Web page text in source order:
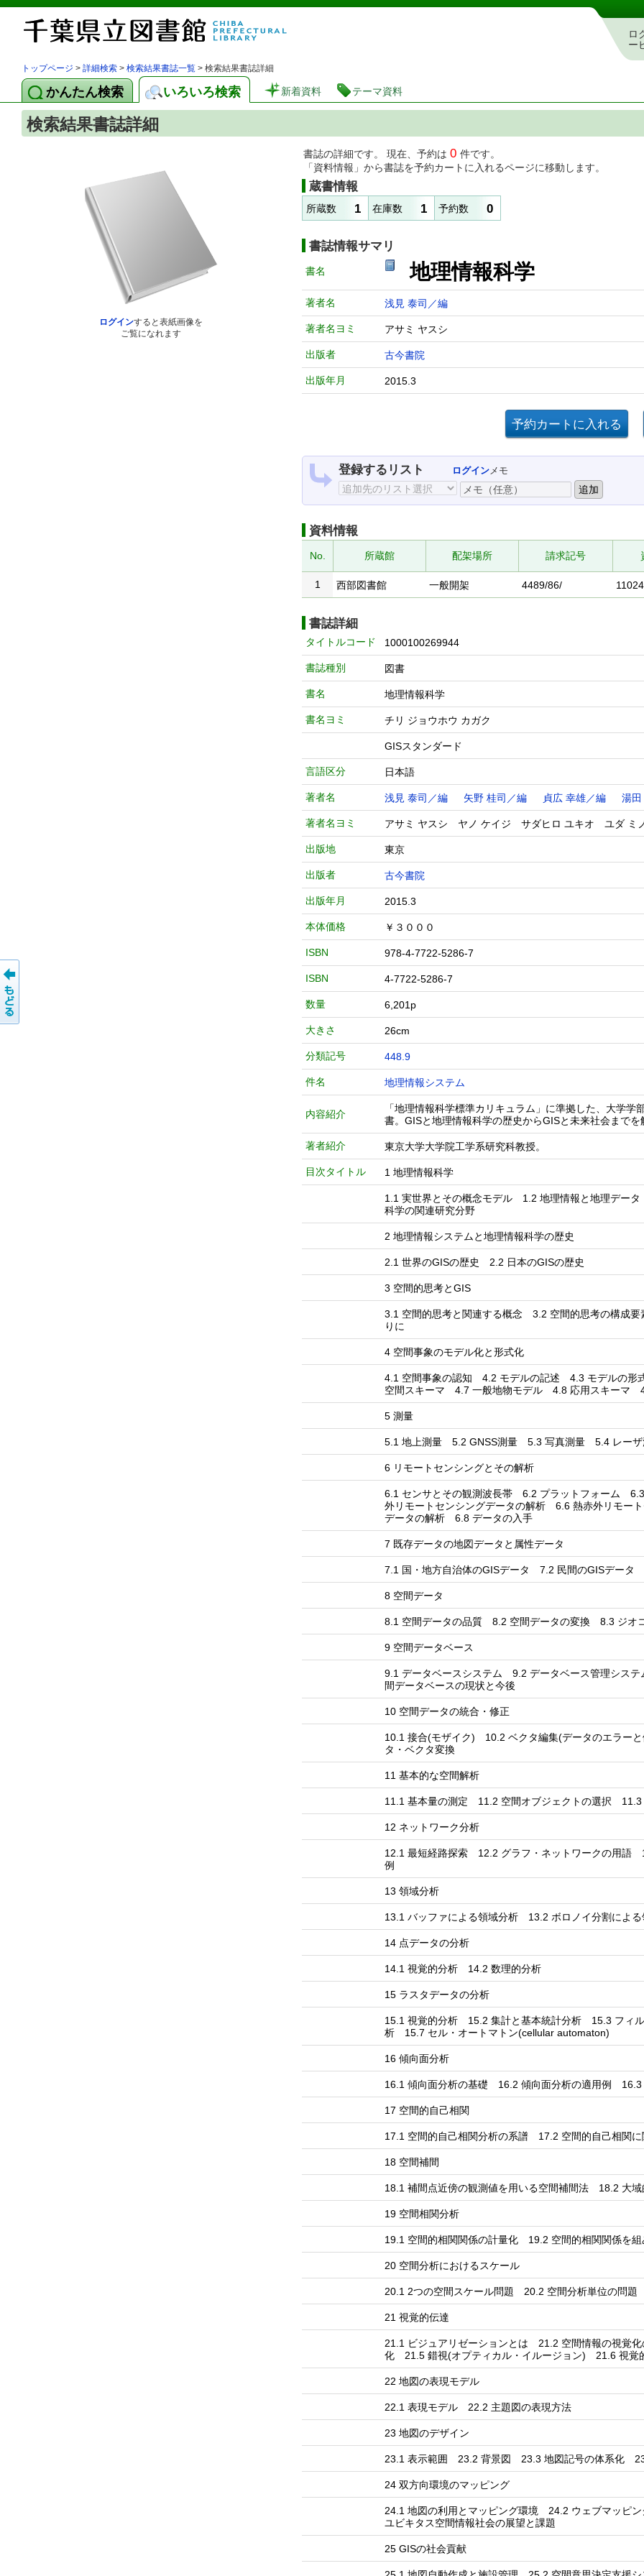
図書館 蔵書検索・予約システム
ロ
ー
トップページ > 詳細検索 > 検索結果書誌一覧 > 検索結果書誌詳細
かんたん検索 いろいろ検索 新着資料 テーマ資料
検索結果書誌詳細
ログインすると表紙画像を
ご覧になれます
書誌の詳細です。 現在、予約は 0 件です。
「資料情報」から書誌を予約カートに入れるページに移動します。
蔵書情報
所蔵数 1 在庫数 1 予約数 0
書誌情報サマリ
書名 地理情報科学
著者名 浅見 泰司／編
著者名ヨミ アサミ ヤスシ
出版者 古今書院
出版年月 2015.3
登録するリスト ログインメモ
資料情報
No. 所蔵館 配架場所 請求記号
1
西部図書館 一般開架 4489/86/
書誌詳細
タイトルコード 1000100269944
書誌種別 図書
書名 地理情報科学
書名ヨミ チリ ジョウホウ カガク
GISスタンダード
言語区分 日本語
著者名 浅見 泰司／編 矢野 桂司／編 貞広 幸雄／編 湯田
著者名ヨミ アサミ ヤスシ ヤノ ケイジ サダヒロ ユキオ ユダ ミ
出版地 東京
出版者 古今書院
出版年月 2015.3
本体価格 ￥３０００
ISBN 978-4-7722-5286-7
ISBN 4-7722-5286-7
数量 6,201p
大きさ 26cm
分類記号 448.9
件名 地理情報システム
内容紹介
「地理情報科学標準カリキュラム」に準拠した、大学
書。GISと地理情報科学の歴史からGISと未来社会までを
著者紹介 東京大学大学院工学系研究科教授。
目次タイトル 1 地理情報科学
1.1 実世界とその概念モデル 1.2 地理情報と地理デ
科学の関連研究分野
2 地理情報システムと地理情報科学の歴史
2.1 世界のGISの歴史 2.2 日本のGISの歴史
3 空間的思考とGIS
3.1 空間的思考と関連する概念 3.2 空間的思考の構成
りに
4 空間事象のモデル化と形式化
4.1 空間事象の認知 4.2 モデルの記述 4.3 モデルの
空間スキーマ 4.7 一般地物モデル 4.8 応用スキーマ
5 測量
5.1 地上測量 5.2 GNSS測量 5.3 写真測量 5.4 レーザ
6 リモートセンシングとその解析
6.1 センサとその観測波長帯 6.2 プラットフォーム
外リモートセンシングデータの解析 6.6 熱赤外リモー
データの解析 6.8 データの入手
7 既存データの地図データと属性データ
7.1 国・地方自治体のGISデータ 7.2 民間のGISデー
8 空間データ
8.1 空間データの品質 8.2 空間データの変換 8.3 ジオ
9 空間データベース
9.1 データベースシステム 9.2 データベース管理シ
間データベースの現状と今後
10 空間データの統合・修正
10.1 接合(モザイク) 10.2 ベクタ編集(データのエラー
タ・ベクタ変換
11 基本的な空間解析
11.1 基本量の測定 11.2 空間オブジェクトの選択
12 ネットワーク分析
12.1 最短経路探索 12.2 グラフ・ネットワークの用
例
13 領域分析
13.1 バッファによる領域分析 13.2 ボロノイ分割による
14 点データの分析
14.1 視覚的分析 14.2 数理的分析
15 ラスタデータの分析
15.1 視覚的分析 15.2 集計と基本統計分析 15.3 フ
析 15.7 セル・オートマトン(cellular automaton)
16 傾向面分析
16.1 傾向面分析の基礎 16.2 傾向面分析の適用例
17 空間的自己相関
17.1 空間的自己相関分析の系譜 17.2 空間的自己相関に
18 空間補間
18.1 補間点近傍の観測値を用いる空間補間法 18.2 大
19 空間相関分析
19.1 空間的相関関係の計量化 19.2 空間的相関関係を組
20 空間分析におけるスケール
20.1 2つの空間スケール問題 20.2 空間分析単位の問
21 視覚的伝達
21.1 ビジュアリゼーションとは 21.2 空間情報の視覚
化 21.5 錯視(オプティカル・イルージョン) 21.6 視覚
22 地図の表現モデル
22.1 表現モデル 22.2 主題図の表現方法
23 地図のデザイン
23.1 表示範囲 23.2 背景図 23.3 地図記号の体系化
24 双方向環境のマッピング
24.1 地図の利用とマッピング環境 24.2 ウェブマッ
ユビキタス空間情報社会の展望と課題
25 GISの社会貢献